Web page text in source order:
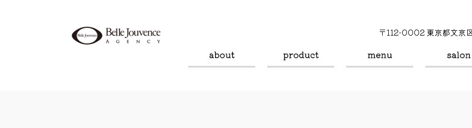
〒112-0002 東京都文京